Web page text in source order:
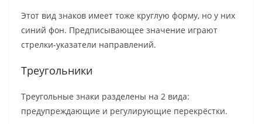
Этот вид знаков имеет тоже круглую форму, но у них
синий фон. Предписывающее значение играют
стрелки-указатели направлений.
Треугольники
Треугольные знаки разделены на 2 вида:
предупреждающие и регулирующие перекрёстки.